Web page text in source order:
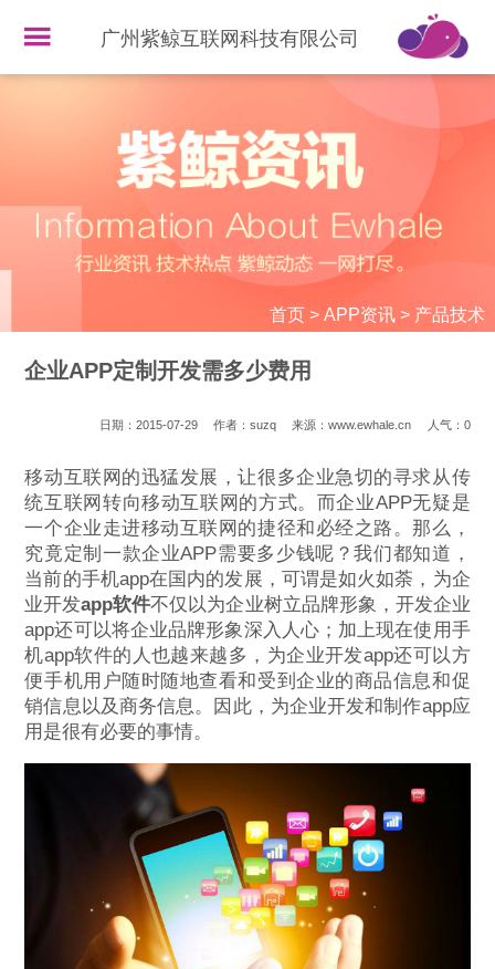
广州紫鲸互联网科技有限公司
首页> APP资讯> 产品技术
企业APP定制开发需多少费用
日期：2015-07-29 作者：suzq 来源：www.ewhale.cn 人气： 0
移动互联网的迅猛发展，让很多企业急切的寻求从传
统互联网转向移动互联网的方式。而企业APP无疑是
一个企业走进移动互联网的捷径和必经之路。那么，
究竟定制一款企业APP需要多少钱呢？我们都知道，
当前的手机app在国内的发展，可谓是如火如荼，为企
业开发app软件不仅以为企业树立品牌形象，开发企业
app还可以将企业品牌形象深入人心；加上现在使用手
机app软件的人也越来越多，为企业开发app还可以方
便手机用户随时随地查看和受到企业的商品信息和促
销信息以及商务信息。因此，为企业开发和制作app应
用是很有必要的事情。